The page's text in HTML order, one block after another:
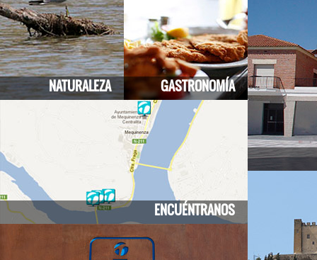
NATURALEZA GASTRONOMÍA
ENCUÉNTRANOS